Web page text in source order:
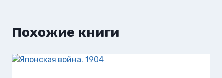
Похожие книги